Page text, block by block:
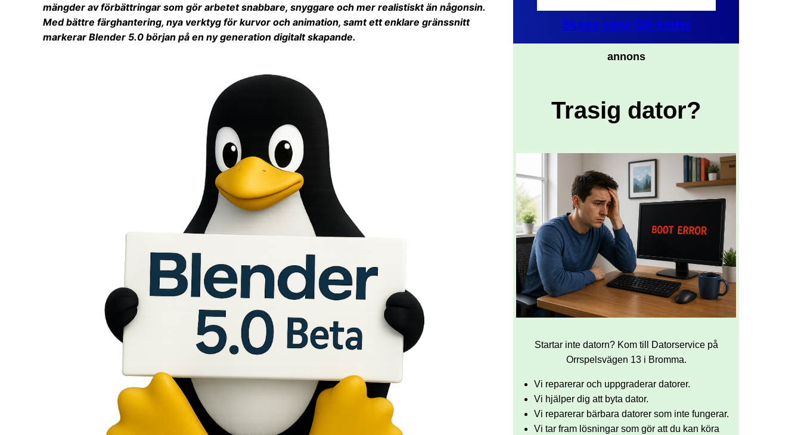
mängder av förbättringar som gör arbetet snabbare, snyggare och mer realistiskt än någonsin.
Med bättre färghantering, nya verktyg för kurvor och animation, samt ett enklare gränssnitt
markerar Blender 5.0 början på en ny generation digitalt skapande.
Skapa egna QR-koder
annons
Trasig dator?
Startar inte datorn? Kom till Datorservice på
Orrspelsvägen 13 i Bromma.
Vi reparerar och uppgraderar datorer.
Vi hjälper dig att byta dator.
Vi reparerar bärbara datorer som inte fungerar.
Vi tar fram lösningar som gör att du kan köra